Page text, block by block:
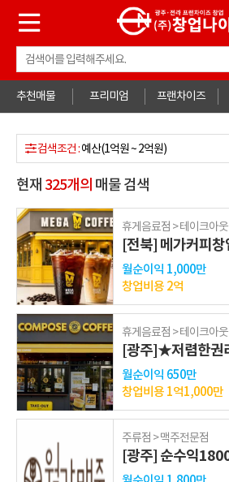
추천매물 프리미엄 프랜차이즈
검색조건 :예산(1억원 ~ 2억원)
현재 325개의 매물 검색
휴게음료점 > 테이크아웃
월순이익 1,000만
창업비용 2억
휴게음료점 > 테이크아웃
월순이익 650만
창업비용 1억1,000만
주류점 > 맥주전문점